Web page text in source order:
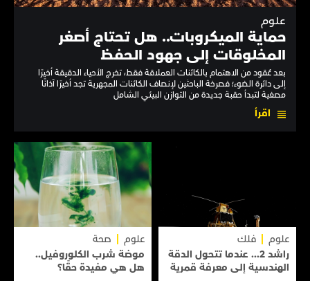
علوم
حماية الميكروبات.. هل تحتاج أصغر
المخلوقات إلى جهود الحفظ
بعد عُقود من الاهتمام بالكائنات العملاقة فقط، تخرج الأحياء الدقيقة أخيرًا
إلى دائرة الضوء؛ فصرخة الباحثين لإنصاف الكائنات المجهرية تجد أخيرًا آذانًا
مصغية لتبدأ حقبة جديدة من التوازن البيئي الشامل
اقرأ
علوم
فلك
راشد 2... عندما تتحول الدقة
الهندسية إلى معرفة قمرية
علوم
صحة
موضة شرب الكلوروفيل..
هل هي مفيدة حقًا؟